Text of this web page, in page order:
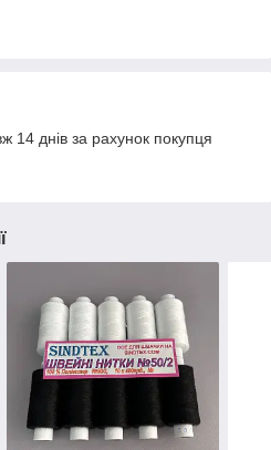
14 днів за рахунок покупця